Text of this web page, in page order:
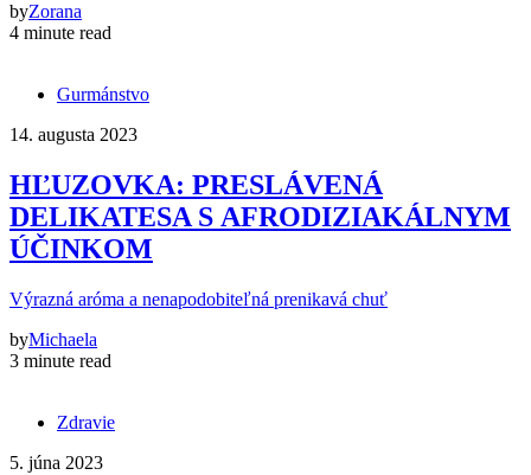
byZorana
4 minute read
Gurmánstvo
14. augusta 2023
HĽUZOVKA: PRESLÁVENÁ
DELIKATESA S AFRODIZIAKÁLNYM
ÚČINKOM
Výrazná aróma a nenapodobiteľná prenikavá chuť
byMichaela
3 minute read
Zdravie
5. júna 2023